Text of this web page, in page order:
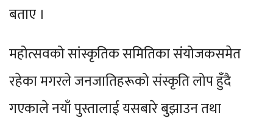
बताए ।
महोत्सवको सांस्कृतिक समितिका संयोजकसमेत
रहेका मगरले जनजातिहरूको संस्कृति लोप हुँदै
गएकाले नयाँ पुस्तालाई यसबारे बुझाउन तथा